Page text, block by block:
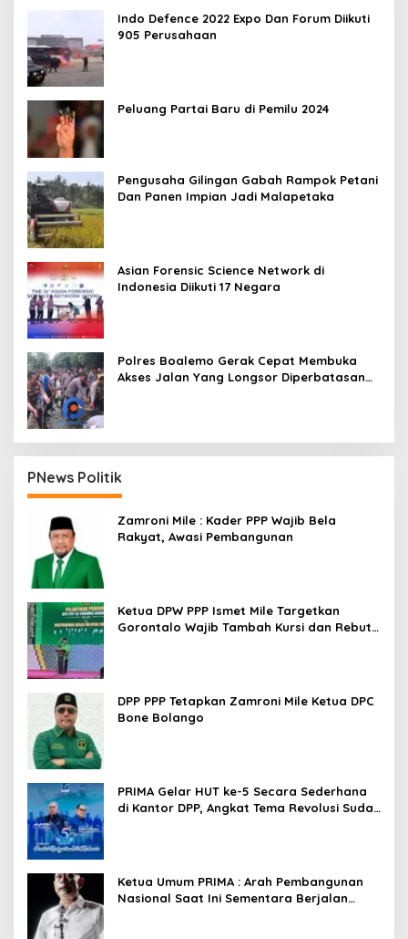
Indo Defence 2022 Expo Dan Forum Diikuti
905 Perusahaan
Peluang Partai Baru di Pemilu 2024
Pengusaha Gilingan Gabah Rampok Petani
Dan Panen Impian Jadi Malapetaka
Asian Forensic Science Network di
Indonesia Diikuti 17 Negara
Polres Boalemo Gerak Cepat Membuka
Akses Jalan Yang Longsor Diperbatasan
PNews Politik
Zamroni Mile : Kader PPP Wajib Bela
Rakyat, Awasi Pembangunan
Ketua DPW PPP Ismet Mile Targetkan
Gorontalo Wajib Tambah Kursi dan Rebut
DPP PPP Tetapkan Zamroni Mile Ketua DPC
Bone Bolango
PRIMA Gelar HUT ke-5 Secara Sederhana
di Kantor DPP, Angkat Tema Revolusi Sudah
Ketua Umum PRIMA : Arah Pembangunan
Nasional Saat Ini Sementara Berjalan